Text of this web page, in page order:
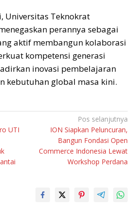
Universitas Teknokrat
perannya sebagai
aktif membangun kolaborasi
kompetensi generasi
inovasi pembelajaran
kebutuhan global masa kini.
UTI
Pos selanjutnya
ION Siapkan Peluncuran,
Bangun Fondasi Open
Commerce Indonesia Lewat
Workshop Perdana